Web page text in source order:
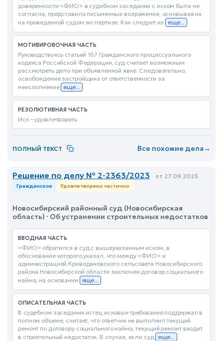
доверенности <ФИО> в судебном заседании с иском была не
согласна, представила письменные возражения, основывая их
на проведенной судом экспертизе. Как следует из еще...
МОТИВИРОВОЧНАЯ ЧАСТЬ
Руководствуясь статьей 167 Гражданского процессуального
кодекса Российской Федерации, суд считает возможным
рассмотреть дело при объявленной явке. Следовательно,
освобождение застройщика от ответственности за
неисполнение еще...
РЕЗОЛЮТИВНАЯ ЧАСТЬ
Иск – удовлетворить
ПОЛНЫЙ ТЕКСТ Все похожие дела→
Решение по делу № 2-2363/2023 от 27.09.2023
Гражданское Удовлетворено частично
Новосибирский районный суд (Новосибирская
область) · Об устранении строительных недостатков
ВВОДНАЯ ЧАСТЬ
<ФИО> обратился в суд с вышеуказанным иском, в
обоснование которого указал, что между <ФИО> и
администрацией Криводановского сельсовета Новосибирского
района Новосибирской области заключен договор социального
найма, на основании
еще...
ОПИСАТЕЛЬНАЯ ЧАСТЬ
В судебном заседании истец исковые требования поддержал в
полном объеме, считает, что ответчик не выполнил текущий
ремонт по договору социального найма, текущий ремонт входит
в строительный недостаток. В случае, если суд еще...